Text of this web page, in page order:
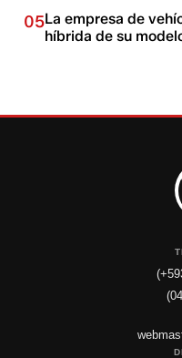
05La empresa de
híbrida de su